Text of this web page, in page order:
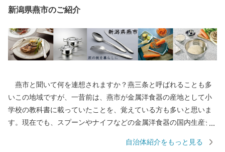
新潟県燕市のご紹介
燕市と聞いて何を連想されますか？燕三条と呼ばれることも多
いこの地域ですが、一昔前は、燕市が金属洋食器の産地として小
学校の教科書に載っていたことを、覚えている方も多いと思いま
す。現在でも、スプーンやナイフなどの金属洋食器の国内生産シ
属ハウスウェアは全国生産額の約90%を占める、世界有数の金属
自治体紹介をもっと見る